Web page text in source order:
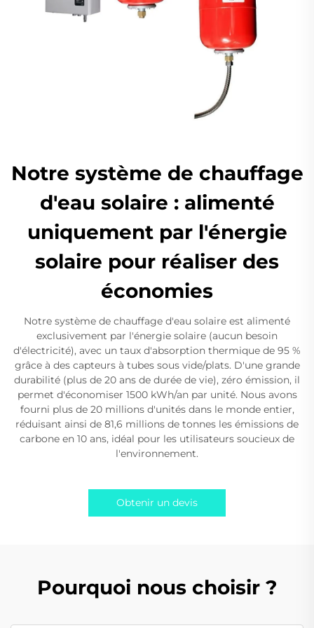
Notre système de chauffage
d'eau solaire : alimenté
uniquement par l'énergie
solaire pour réaliser des
économies
Notre système de chauffage d'eau solaire est alimenté
exclusivement par l'énergie solaire (aucun besoin
d'électricité), avec un taux d'absorption thermique de 95 %
grâce à des capteurs à tubes sous vide/plats. D'une grande
durabilité (plus de 20 ans de durée de vie), zéro émission, il
permet d'économiser 1500 kWh/an par unité. Nous avons
fourni plus de 20 millions d'unités dans le monde entier,
réduisant ainsi de 81,6 millions de tonnes les émissions de
carbone en 10 ans, idéal pour les utilisateurs soucieux de
l'environnement.
Obtenir un devis
Pourquoi nous choisir ?